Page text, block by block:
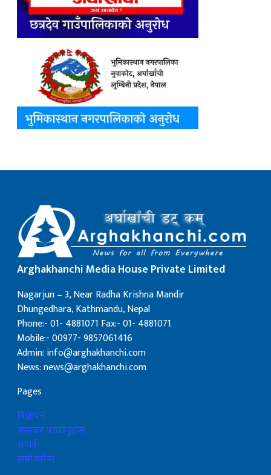
Arghakhanchi Media House Private Limited
Nagarjun – 3, Near Radha Krishna Mandir
Dhungedhara, Kathmandu, Nepal
Phone:- 01- 4881071 Fax:- 01- 4881071
Mobile:- 00977- 9857061416
Admin: info@arghakhanchi.com
News: news@arghakhanchi.com
Pages
बिज्ञापन
समाचार पठाउनुहोस्
सम्पर्क
हाम्रो बारेमा